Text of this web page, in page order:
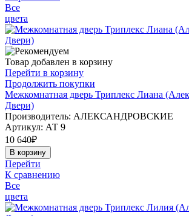
Все
цвета
Товар добавлен в корзину
Перейти в корзину
Продолжить покупки
Межкомнатная дверь Триплекс Лиана
Двери)
Производитель: АЛЕКСАНДРОВСКИЕ
Артикул: АТ 9
10 640₽
В корзину
Перейти
К сравнению
Все
цвета